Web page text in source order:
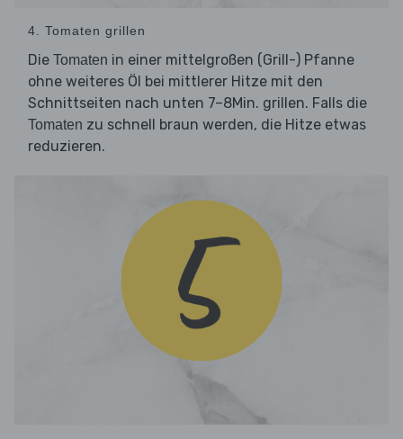
4. Tomaten grillen
Die Tomaten in einer mittelgroßen (Grill-) Pfanne
ohne weiteres Öl bei mittlerer Hitze mit den
Schnittseiten nach unten 7–8Min. grillen. Falls die
Tomaten zu schnell braun werden, die Hitze etwas
reduzieren.